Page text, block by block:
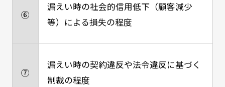
⑥
漏えい時の社会的信用低下（顧客減少
等）による損失の程度
⑦
漏えい時の契約違反や法令違反に基づく
制裁の程度